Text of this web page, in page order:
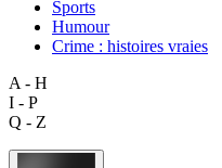
Sports
Humour
Crime : histoires vraies
A - H
I - P
Q - Z